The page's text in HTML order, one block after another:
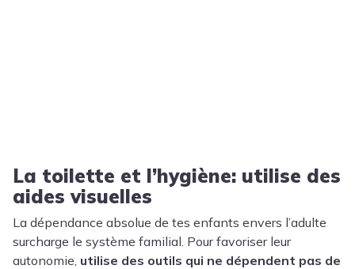
La toilette et l’hygiène: utilise des
aides visuelles
La dépendance absolue de tes enfants envers l’adulte
surcharge le système familial. Pour favoriser leur
autonomie, utilise des outils qui ne dépendent pas de